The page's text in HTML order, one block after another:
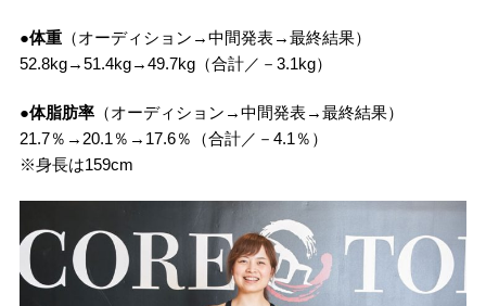
●体重（オーディション→中間発表→最終結果）
52.8kg→51.4kg→49.7kg（合計／－3.1kg）
●体脂肪率（オーディション→中間発表→最終結果）
21.7％→20.1％→17.6％（合計／－4.1％）
※身長は159cm